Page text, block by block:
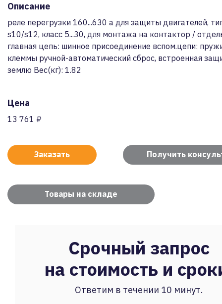
Описание
реле перегрузки 160...630 a для защиты двигателей,
s10/s12, класс 5...30, для монтажа на контактор /
главная цепь: шинное присоединение вспом.цепи:
клеммы ручной-автоматический сброс, встроенная
землю Вес(кг): 1.82
Цена
13 761 ₽
Заказать Получить
Товары на складе
Срочный запрос
на стоимость и
Ответим в течении 10 минут.